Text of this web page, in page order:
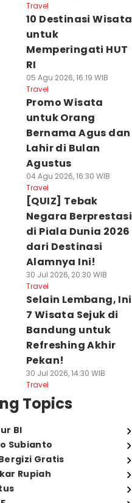
Travel
10 Destinasi Wisata
untuk
Memperingati HUT
RI
05 Agu 2026, 16:19 WIB
Travel
Promo Wisata
untuk Orang
Bernama Agus dan
Lahir di Bulan
Agustus
04 Agu 2026, 16:30 WIB
Travel
[QUIZ] Tebak
Negara Berprestasi
di Piala Dunia 2026
dari Destinasi
Alamnya Ini!
30 Jul 2026, 20:30 WIB
Travel
Selain Lembang, Ini
7 Wisata Sejuk di
Bandung untuk
Refreshing Akhir
Pekan!
30 Jul 2026, 14:30 WIB
Travel
Topics
BI
Subianto
Gratis
Rupiah